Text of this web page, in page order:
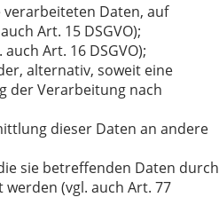
Daten, auf
Art. 15 DSGVO);
Art. 16 DSGVO);
alternativ, soweit eine
der Verarbeitung nach
dieser Daten an andere
sie betreffenden Daten durch
(vgl. auch Art. 77